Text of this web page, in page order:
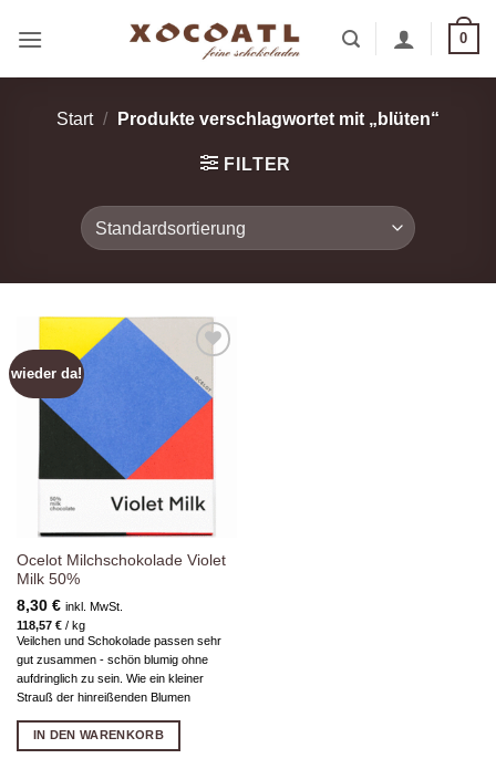
Inhalt
0
Start / Produkte verschlagwortet mit „blüten“
FILTER
wieder da!
Zur
Wunschliste
hinzufügen
Ocelot Milchschokolade Violet
Milk 50%
8,30 € inkl. MwSt.
118,57 €/ kg
Veilchen und Schokolade passen sehr
gut zusammen - schön blumig ohne
aufdringlich zu sein. Wie ein kleiner
Strauß der hinreißenden Blumen
IN DEN WARENKORB